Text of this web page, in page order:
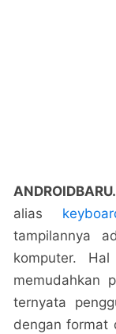
alias
tampilannya
komputer.
memudahkan
ternyata
dengan format